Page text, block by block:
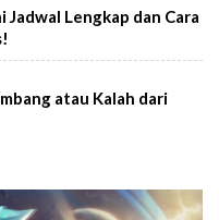
Jadwal Lengkap dan Cara
atau Kalah dari